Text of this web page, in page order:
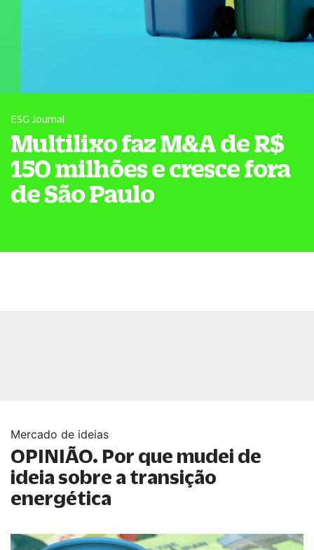
ESG Journal
Multilixo faz M&A de R$
150 milhões e cresce fora
de São Paulo
Mercado de ideias
OPINIÃO. Por que mudei de
ideia sobre a transição
energética